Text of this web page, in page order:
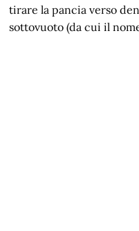
tirare la pancia verso
sottovuoto (da cui il